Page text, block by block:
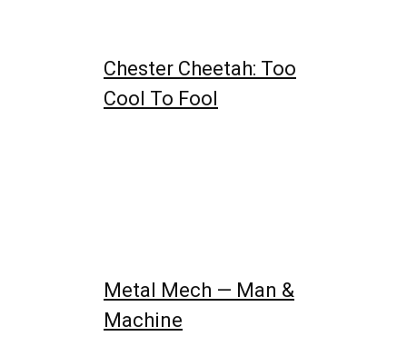
Chester Cheetah: Too
Cool To Fool
Metal Mech — Man &
Machine